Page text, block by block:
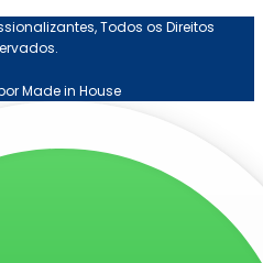
Todos os Direitos
Made in House